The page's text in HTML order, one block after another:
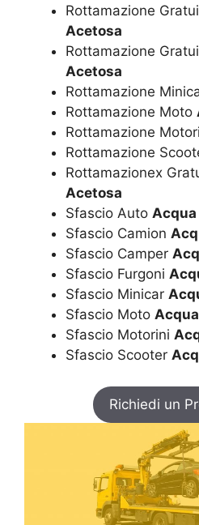
Rottamazione
Acetosa
Rottamazione
Acetosa
Rottamazione
Rottamazione Moto
Rottamazione
Rottamazione
Rottamazionex
Acetosa
Sfascio Auto
Sfascio Camion
Sfascio Camper
Sfascio Furgoni
Sfascio Minicar
Sfascio Moto
Sfascio Motorini
Sfascio Scooter
Richiedi un